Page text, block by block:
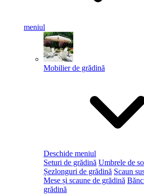
meniul
Mobilier de grădină
Deschide meniul
Seturi de grădină Umbrele de
Șezlonguri de grădină Scaun
Mese și scaune de grădină
grădină